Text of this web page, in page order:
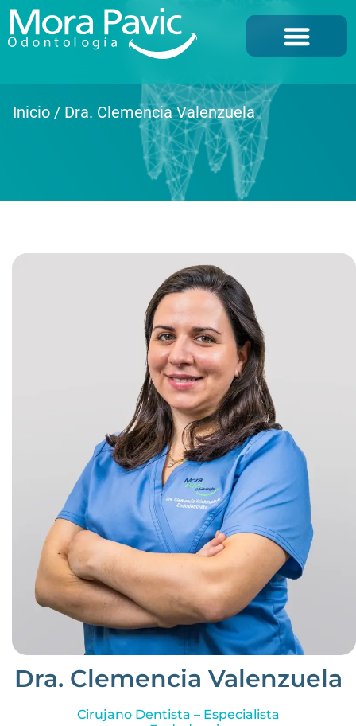
Inicio / Dra. Clemencia Valenzuela
Dra. Clemencia Valenzuela
Cirujano Dentista – Especialista